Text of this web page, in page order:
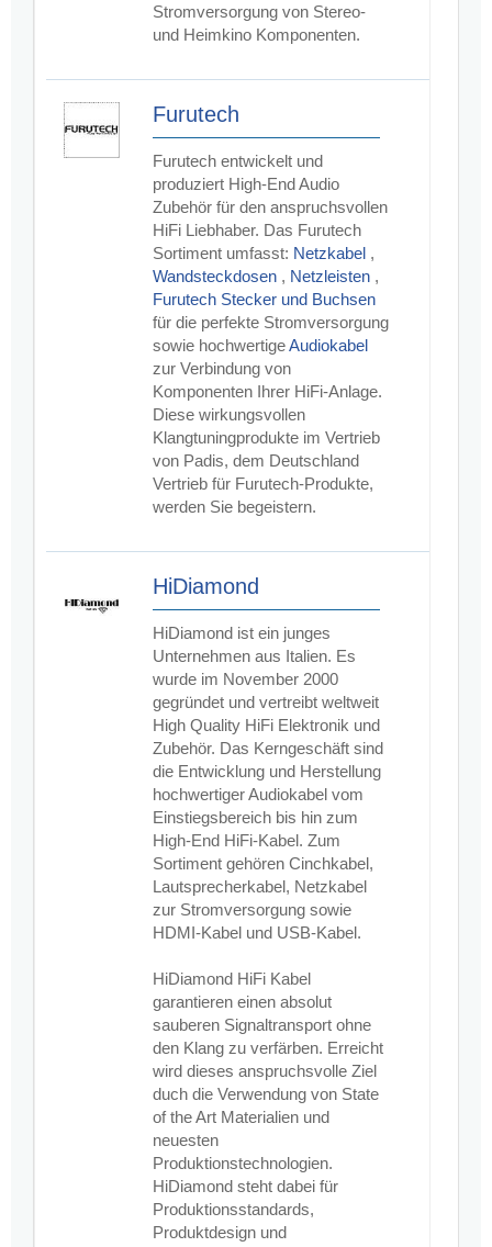
Stromversorgung von Stereo-
und Heimkino Komponenten.
Furutech
Furutech entwickelt und
produziert High-End Audio
Zubehör für den anspruchsvollen
HiFi Liebhaber. Das Furutech
Sortiment umfasst: Netzkabel ,
Wandsteckdosen , Netzleisten ,
Furutech Stecker und Buchsen
für die perfekte Stromversorgung
sowie hochwertigeAudiokabel
zur Verbindung von
Komponenten Ihrer HiFi-Anlage.
Diese wirkungsvollen
Klangtuningprodukte im Vertrieb
von Padis, dem Deutschland
Vertrieb für Furutech-Produkte,
werden Sie begeistern.
HiDiamond
HiDiamond ist ein junges
Unternehmen aus Italien. Es
wurde im November 2000
gegründet und vertreibt weltweit
High Quality HiFi Elektronik und
Zubehör. Das Kerngeschäft sind
die Entwicklung und Herstellung
hochwertiger Audiokabel vom
Einstiegsbereich bis hin zum
High-End HiFi-Kabel. Zum
Sortiment gehören Cinchkabel,
Lautsprecherkabel, Netzkabel
zur Stromversorgung sowie
HDMI-Kabel und USB-Kabel.
HiDiamond HiFi Kabel
garantieren einen absolut
sauberen Signaltransport ohne
den Klang zu verfärben. Erreicht
wird dieses anspruchsvolle Ziel
duch die Verwendung von State
of the Art Materialien und
neuesten
Produktionstechnologien.
HiDiamond steht dabei für
Produktionsstandards,
Produktdesign und